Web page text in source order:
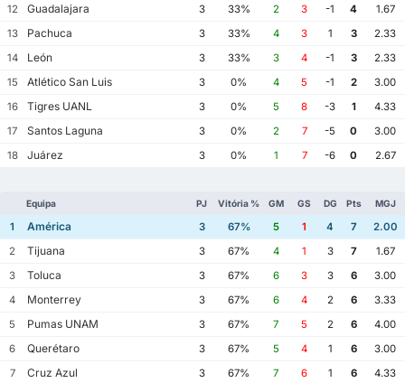
12
Guadalajara 3 33% 2 3 -1 4
1.67
13
Pachuca 3 33% 4 3 1 3
2.33
14
León 3 33% 3 4 -1 3
2.33
15
Atlético San Luis 3 0% 4 5 -1 2
3.00
16
Tigres UANL 3 0% 5 8 -3 1
4.33
17
Santos Laguna 3 0% 2 7 -5 0
3.00
18
Juárez 3 0% 1 7 -6 0 2.67
Equipa PJ Vitória % GM GS DG Pts MGJ
1 América 3 67% 5 1 4 7
2.00
2
Tijuana 3 67% 4 1 3 7
1.67
3
Toluca 3 67% 6 3 3 6
3.00
4
Monterrey 3 67% 6 4 2 6
3.33
5
Pumas UNAM 3 67% 7 5 2 6
4.00
6
Querétaro 3 67% 5 4 1 6
3.00
7
Cruz Azul 3 67% 7 6 1 6
4.33